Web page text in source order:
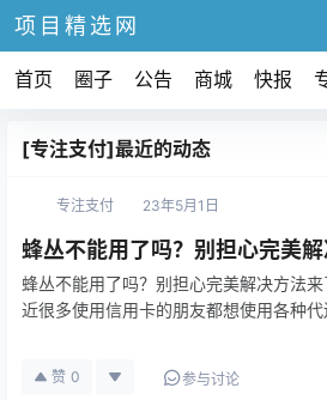
项目精选网
首页 圈子 公告 商城 快报
[专注支付]最近的动态
专注支付 23年5月1日
蜂丛不能用了吗？别担心完美解
蜂丛不能用了吗？别担心完美解决方法
近很多使用信用卡的朋友都想使用各种代
毕竟手里的钱才是最重要的保障，还有很
赞 0 参与讨论